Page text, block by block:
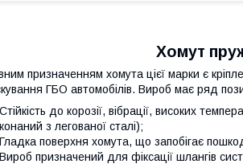
Хомут
призначенням хомута цієї марки є
ГБО автомобілів. Вироб має ряд
Стійкість до корозії, вібрації, високих
з легованої сталі);
Гладка поверхня хомута, що запобігає
Вироб призначений для фіксації шлангів